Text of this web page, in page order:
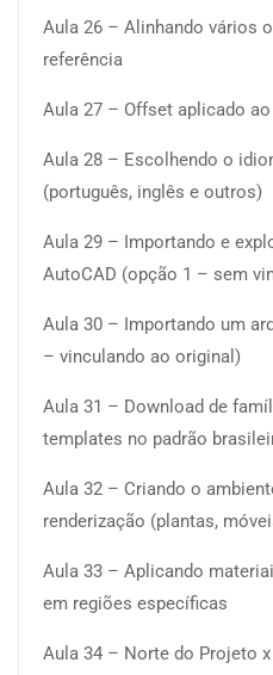
Aula 26 – Alinhando vários
referência
Aula 27 – Offset aplicado
Aula 28 – Escolhendo o
(português, inglês e outros)
Aula 29 – Importando e
AutoCAD (opção 1 – sem
Aula 30 – Importando um
– vinculando ao original)
Aula 31 – Download de
templates no padrão
Aula 32 – Criando o
renderização (plantas,
Aula 33 – Aplicando
em regiões específicas
Aula 34 – Norte do Projeto